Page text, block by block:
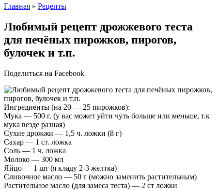
Главная » Рецепты
Любимый рецепт дрожжевого теста
для печёных пирожков, пирогов,
булочек и т.п.
Поделиться на Facebook
Ингредиенты (на 20 — 25 пирожков):
Мука — 500 г. (у вас может уйти чуть больше или меньше, т.к
мука везде разная)
Сухие дрожжи — 1,5 ч. ложки (8 г)
Сахар — 1 ст. ложка
Соль — 1 ч. ложка
Молоко — 300 мл
Яйцо — 1 шт (я кладу 2-3 желтка)
Сливочное масло — 50 г (можно заменить растительным)
Растительное масло (для замеса теста) — 2 ст ложки